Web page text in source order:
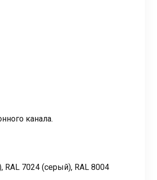
канала.
RAL 7024 (серый), RAL 8004